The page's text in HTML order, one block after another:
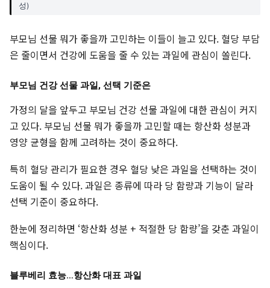
성)
부모님 선물 뭐가 좋을까 고민하는 이들이 늘고 있다. 혈당 부담
은 줄이면서 건강에 도움을 줄 수 있는 과일에 관심이 쏠린다.
부모님 건강 선물 과일, 선택 기준은
가정의 달을 앞두고 부모님 건강 선물 과일에 대한 관심이 커지
고 있다. 부모님 선물 뭐가 좋을까 고민할 때는 항산화 성분과
영양 균형을 함께 고려하는 것이 중요하다.
특히 혈당 관리가 필요한 경우 혈당 낮은 과일을 선택하는 것이
도움이 될 수 있다. 과일은 종류에 따라 당 함량과 기능이 달라
선택 기준이 중요하다.
한눈에 정리하면 ‘항산화 성분 + 적절한 당 함량’을 갖춘 과일이
핵심이다.
블루베리 효능…항산화 대표 과일